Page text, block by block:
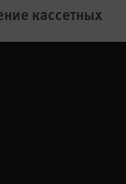
кассетных